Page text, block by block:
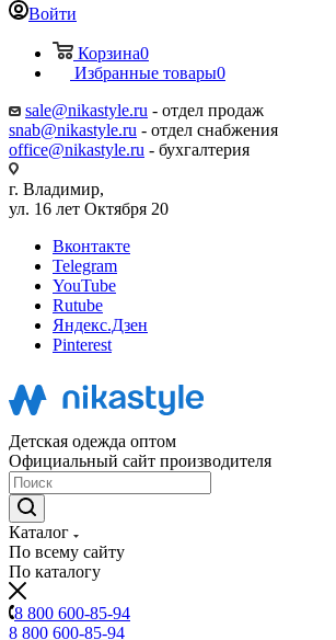
Войти
Корзина0
Избранные товары0
sale@nikastyle.ru - отдел продаж
snab@nikastyle.ru - отдел снабжения
office@nikastyle.ru - бухгалтерия
г. Владимир,
ул. 16 лет Октября 20
Вконтакте
Telegram
YouTube
Rutube
Яндекс.Дзен
Pinterest
Детская одежда оптом
Официальный сайт производителя
Каталог
По всему сайту
По каталогу
8 800 600-85-94
8 800 600-85-94